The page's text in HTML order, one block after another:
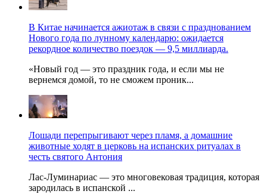
В Китае начинается ажиотаж в связи с празднованием
Нового года по лунному календарю: ожидается
рекордное количество поездок — 9,5 миллиарда.
«Новый год — это праздник года, и если мы не
вернемся домой, то не сможем проник...
Лошади перепрыгивают через пламя, а домашние
животные ходят в церковь на испанских ритуалах в
честь святого Антония
Лас-Луминариас — это многовековая традиция, которая
зародилась в испанской ...